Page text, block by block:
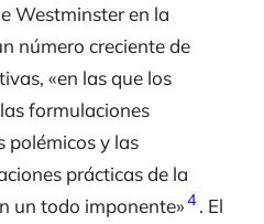
Westminster en la
número creciente de
«en las que los
formulaciones
polémicos y las
prácticas de la
un todo imponente»4. El